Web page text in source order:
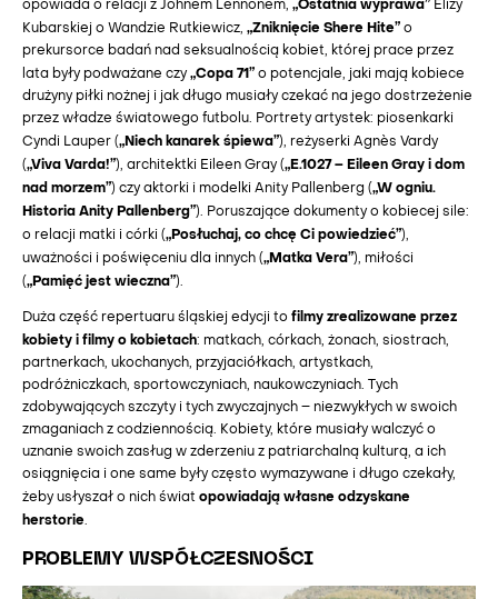
opowiada o relacji z Johnem Lennonem, „Ostatnia wyprawa” Elizy
Kubarskiej o Wandzie Rutkiewicz, „Zniknięcie Shere Hite” o
prekursorce badań nad seksualnością kobiet, której prace przez
lata były podważane czy „Copa 71” o potencjale, jaki mają kobiece
drużyny piłki nożnej i jak długo musiały czekać na jego dostrzeżenie
przez władze światowego futbolu. Portrety artystek: piosenkarki
Cyndi Lauper („Niech kanarek śpiewa”), reżyserki Agnès Vardy
(„Viva Varda!”), architektki Eileen Gray („E.1027 – Eileen Gray i dom
nad morzem”) czy aktorki i modelki Anity Pallenberg („W ogniu.
Historia Anity Pallenberg”). Poruszające dokumenty o kobiecej sile:
o relacji matki i córki („Posłuchaj, co chcę Ci powiedzieć”),
uważności i poświęceniu dla innych („Matka Vera”), miłości
(„Pamięć jest wieczna”).
Duża część repertuaru śląskiej edycji to filmy zrealizowane przez
kobiety i filmy o kobietach: matkach, córkach, żonach, siostrach,
partnerkach, ukochanych, przyjaciółkach, artystkach,
podróżniczkach, sportowczyniach, naukowczyniach. Tych
zdobywających szczyty i tych zwyczajnych – niezwykłych w swoich
zmaganiach z codziennością. Kobiety, które musiały walczyć o
uznanie swoich zasług w zderzeniu z patriarchalną kulturą, a ich
osiągnięcia i one same były często wymazywane i długo czekały,
żeby usłyszał o nich świat opowiadają własne odzyskane
herstorie.
PROBLEMY WSPÓŁCZESNOŚCI